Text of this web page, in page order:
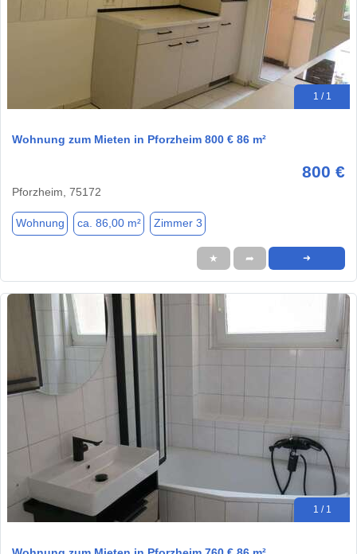
1 / 1
Wohnung zum Mieten in Pforzheim 800 € 86 m²
800 €
Pforzheim, 75172
Wohnung ca. 86,00 m² Zimmer 3
★ ➦ ➜
1 / 1